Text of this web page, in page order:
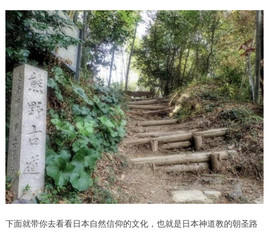
下面就带你去看看日本自然信仰的文化，也就是日本神道教的朝圣路